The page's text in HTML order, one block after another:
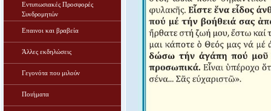
Εντυπωσιακές Προσφορές
Συνδρομητών
Επαινοι και βραβεία
Άλλες εκδηλώσεις
Γεγονότα που μιλούν
Ποιήματα